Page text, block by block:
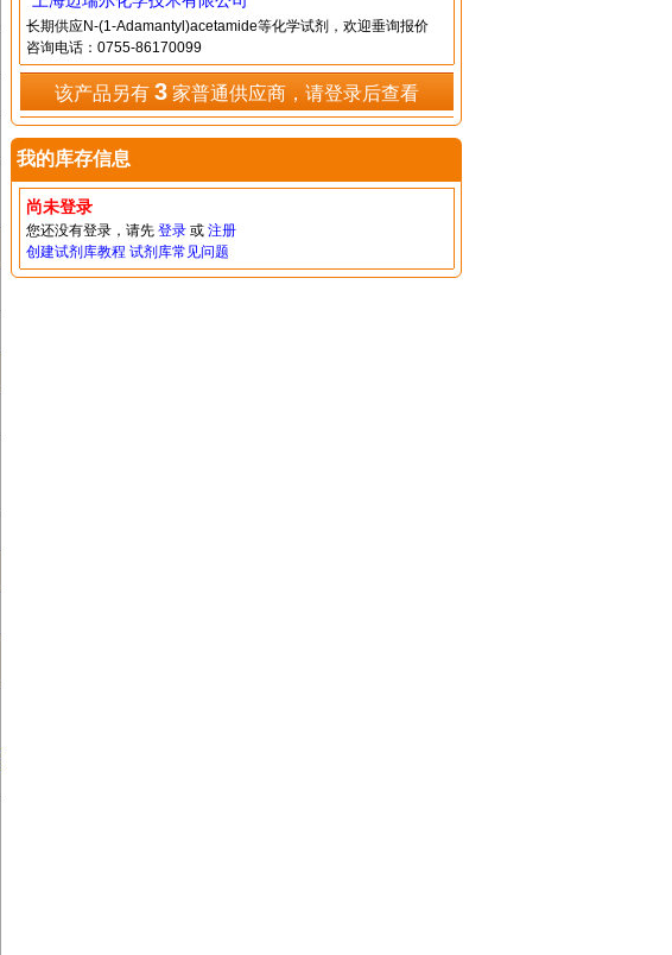
长期供应N-(1-Adamantyl)acetamide等化学试剂，欢迎垂询报价
咨询电话：0755-86170099
该产品另有 3家普通供应商，请登录后查看
我的库存信息
尚未登录
您还没有登录，请先 登录或 注册
创建试剂库教程 试剂库常见问题